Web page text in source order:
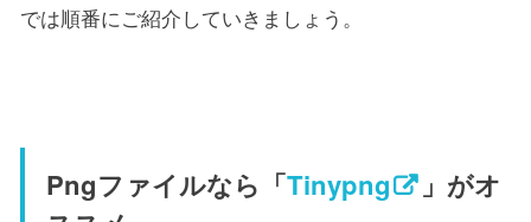
では順番にご紹介していきましょう。
Pngファイルなら「Tinypng
」がオ